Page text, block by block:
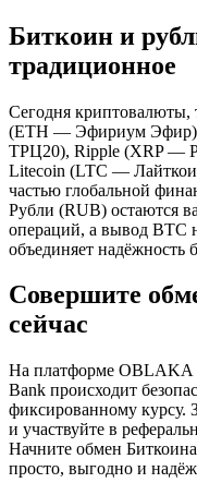
Биткоин и
традиционное
Сегодня криптовалюты,
(ETH — Эфириум
ТРЦ20), Ripple (XRP —
Litecoin (LTC —
частью глобальной
Рубли (RUB) остаются
операций, а вывод BTC
объединяет надёжность
Совершите
сейчас
На платформе OBLAKA
Bank происходит
фиксированному курсу.
и участвуйте в
Начните обмен
просто, выгодно и